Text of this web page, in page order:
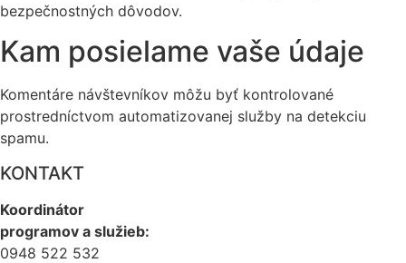
bezpečnostných dôvodov.
Kam posielame vaše údaje
Komentáre návštevníkov môžu byť kontrolované
prostredníctvom automatizovanej služby na detekciu
spamu.
KONTAKT
Koordinátor
programov a služieb:
0948 522 532